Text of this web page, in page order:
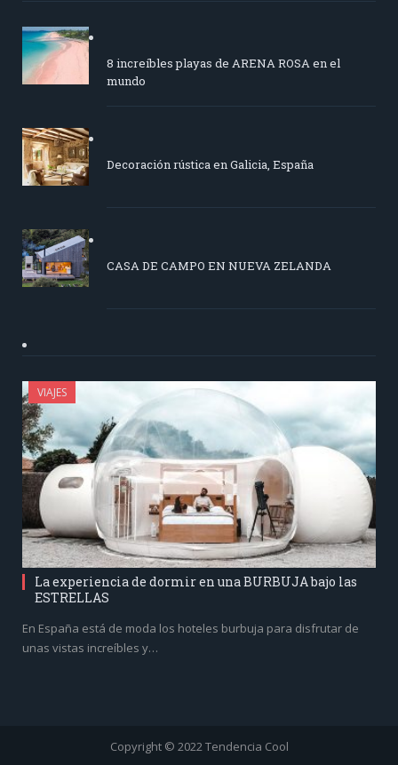
8 increíbles playas de ARENA ROSA en el
mundo
Decoración rústica en Galicia, España
CASA DE CAMPO EN NUEVA ZELANDA
VIAJES
La experiencia de dormir en una BURBUJA bajo las
ESTRELLAS
En España está de moda los hoteles burbuja para disfrutar de
unas vistas increíbles y…
Copyright © 2022 Tendencia Cool